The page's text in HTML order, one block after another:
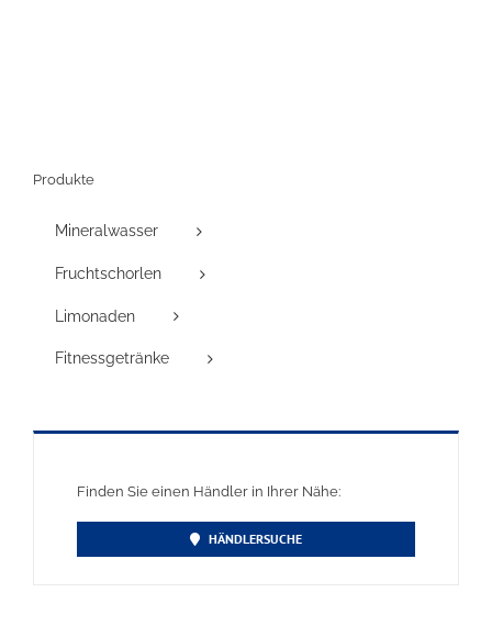
Produkte
Mineralwasser
Fruchtschorlen
Limonaden
Fitnessgetränke
Finden Sie einen Händler in Ihrer Nähe:
HÄNDLERSUCHE